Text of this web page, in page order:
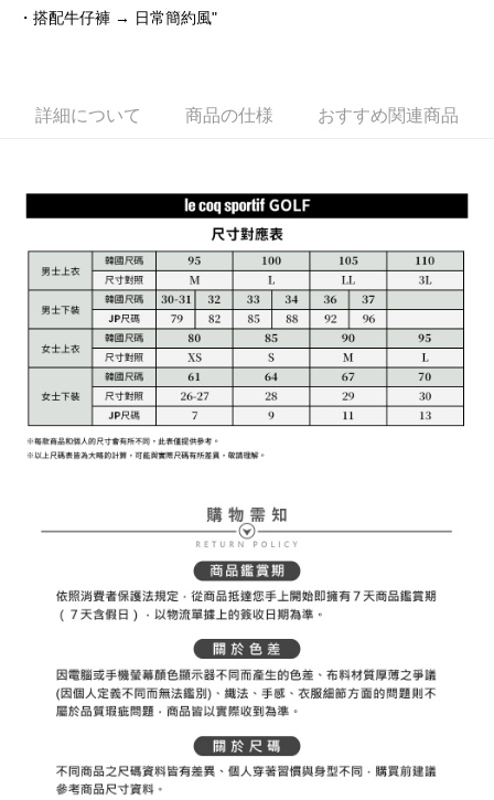
【支払い方法の説明】
支払いを選択できます。
って提供され、ユーザーが取引時に本サービスを通じて商品やサービスを
購入できるようにし、店舗が売買／分割払い売買の債権を当社に譲渡した
後、契約に基づいて当社の請求書で帳款を支払うことになります。
2. 「OP Pay Later」を利用する契約関係の目的から、店舗はあなたの個人
情報（名前、電話または住所を含む）を台湾大哥大に提供し、収集、処理
および利用するために、当社があなた本人と分割請求書に必要な情報の確
認、照合および修正を行います。
3. 完全なユーザーサービス規約については、以下のリンクを参照してくだ
さい：https://oppay.tw/userRule
グでお支払いください。
お支払期限は、ショップが請求した期日と、AFTEEで延長できる日数をも
わらず、AFTEEで指定された期限内にお支払いください。
二、支払い限度額
1.初回 AFTEEを ご利用の際に、認証結果及び当社の審査の結果に基づ
き、限度額が設定されます。
2.決済金額は最低NT$20です。
3.現在、台湾の会員のみご利用いただけます。
三、利用規約「AFTEE代金後払い」（以下当サービスという）はネットプ
ロテクションズ（以下 AFTEE という）が提供し、AFTEEが代金を徴収し
ます。当サービスご利用の際に提供しなければならない個人情報（注文者
の氏名、電話番号、受取人の氏名、電話番号、受取人住所を含むがこれに
限らない）は、AFTEEに渡され当サービスで必要な範囲内で利用されま
https://aftee.tw/privacypolicy/ ）。
AFTEEの初回ご利用の際に、審査を通過すれば、最高額がNT$10,000にな
ります。支払い期限を過ぎた場合、その金額に基づいて年利20%の遅延滞
納金が加算されます。未成年の利用者は、事前に法定代理人または後見人
の同意を得ればAFTEEをご利用いただけます。
個人情報の処理、利用について疑問がある、または関連する法律の権利を
にご連絡ください。上記に示した個人情報を、必要な購入注文書とあわせ
てAFTEEにご提供いただく、またはAFTEEにあなたの個人情報の収集、処
送料無料
付款後萊爾富取貨
7-11取貨付款
付款後7-11取貨
送料無料
送料無料
・搭配牛仔褲 → 日常簡約風"
詳細について 商品の仕様 おすすめ関連商品